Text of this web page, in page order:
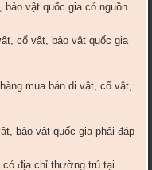
bảo vật quốc gia có nguồn
cổ vật, bảo vật quốc gia
mua bán di vật, cổ vật,
bảo vật quốc gia phải đáp
có địa chỉ thường trú tại